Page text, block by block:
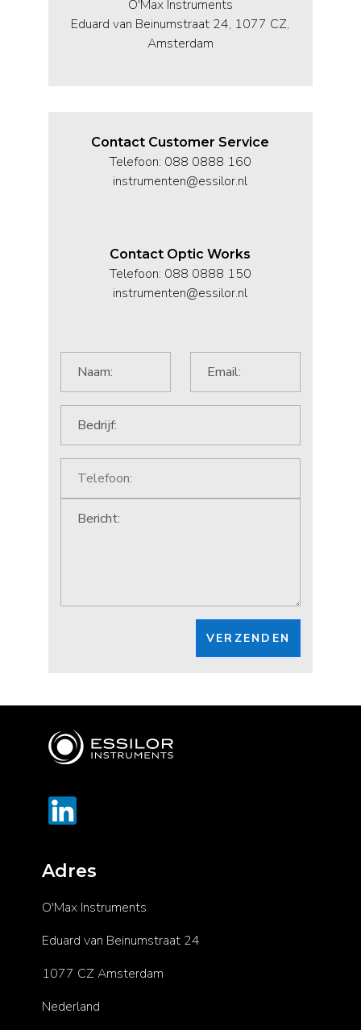
O'Max Instruments
Eduard van Beinumstraat 24, 1077 CZ,
Amsterdam
Contact Customer Service
Telefoon: 088 0888 160
instrumenten@essilor.nl
Contact Optic Works
Telefoon: 088 0888 150
instrumenten@essilor.nl
VERZENDEN
Adres
O'Max Instruments
Eduard van Beinumstraat 24
1077 CZ Amsterdam
Nederland